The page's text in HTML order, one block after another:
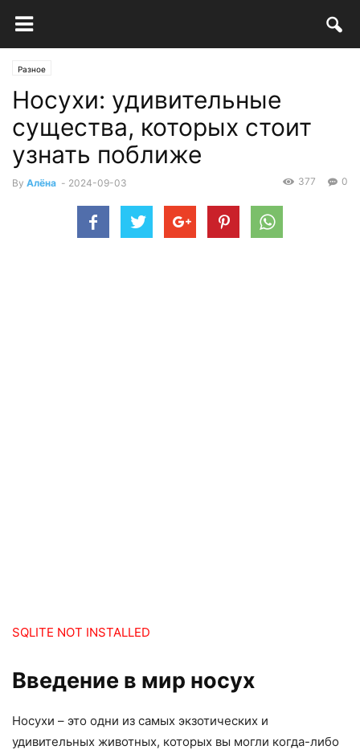
Разное
Носухи: удивительные
существа, которых стоит
узнать поближе
By Алёна - 2024-09-03 0
377
SQLITE NOT INSTALLED
Введение в мир носух
Носухи – это одни из самых экзотических и
удивительных животных, которых вы могли когда-либо